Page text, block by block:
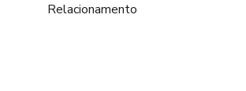
Relacionamento